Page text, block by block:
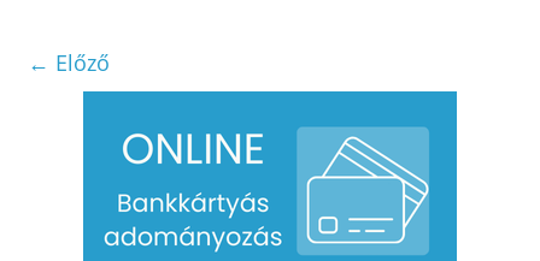
← Előző